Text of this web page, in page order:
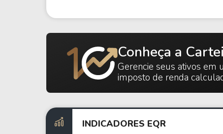
Conheça a
Gerencie seus ativos em
imposto de renda
INDICADORES EQR